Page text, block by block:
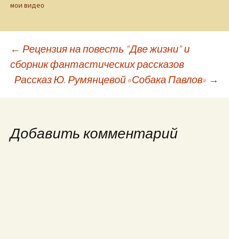
мои видео
Навигация
по
записям
← Рецензия на повесть “Две жизни” и
сборник фантастических рассказов
Рассказ Ю. Румянцевой «Собака Павлов» →
Добавить комментарий